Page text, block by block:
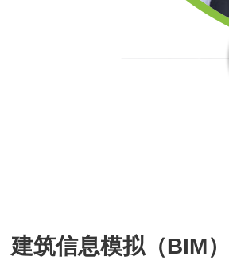
建筑信息模拟（BIM